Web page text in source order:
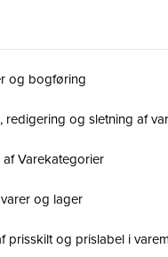
og bogføring
redigering og sletning af
Varekategorier
og lager
prisskilt og prislabel i